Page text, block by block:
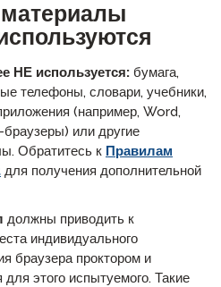
материалы
НЕ используется: бумага,
телефоны, словари, учебники,
(например, Word,
или другие
Обратитесь к Правилам
для получения дополнительной
должны приводить к
индивидуального
браузера проктором и
для этого испытуемого. Такие